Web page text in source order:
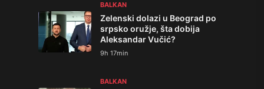
BALKAN
Zelenski dolazi u Beograd po
srpsko oružje, šta dobija
Aleksandar Vučić?
9h 17min
BALKAN